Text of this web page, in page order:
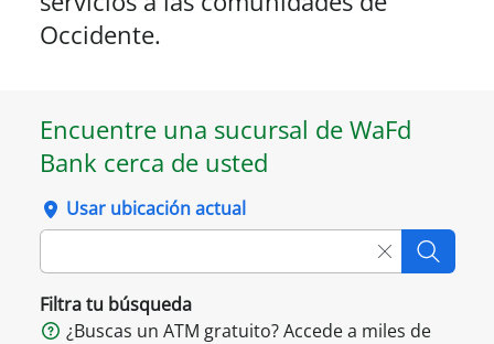
Occidente.
Encuentre una sucursal de WaFd
Bank cerca de usted
Usar ubicación actual
Clear
Filtra tu búsqueda
¿Buscas un ATM gratuito? Accede a miles de